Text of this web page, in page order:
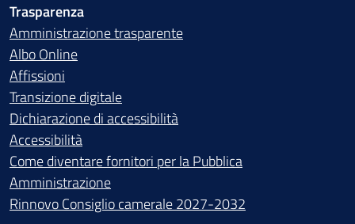
Trasparenza
Amministrazione trasparente
Albo Online
Affissioni
Transizione digitale
Dichiarazione di accessibilità
Accessibilità
Come diventare fornitori per la Pubblica
Amministrazione
Rinnovo Consiglio camerale 2027-2032